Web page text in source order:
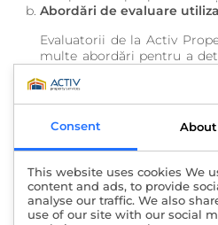
Abordări de evaluare
Evaluatorii de la Activ
multe abordări pentru a
Abordarea prin venit:
evaluarea parcurilor
valoarea acestora
capacitatea lor de a
estimate pe baza
energie și a prețurilor
rețea.
Abordarea prin cost:
costului inițial de
Consent About
This website uses cookies We
content and ads, to provide
analyse our traffic. We also
use of our site with our social